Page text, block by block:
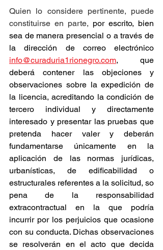
Quien lo considere pertinente, puede
constituirse en parte, por escrito, bien
sea de manera presencial o a través de
info@curaduria1rionegro.com, que
deberá contener las objeciones y
observaciones sobre la expedición de
la licencia, acreditando la condición de
tercero individual y directamente
interesado y presentar las pruebas que
pretenda hacer valer y deberán
fundamentarse únicamente en la
aplicación de las normas jurídicas,
urbanísticas, de edificabilidad o
estructurales referentes a la solicitud, so
pena de la responsabilidad
extracontractual en la que podría
incurrir por los perjuicios que ocasione
con su conducta. Dichas observaciones
se resolverán en el acto que decida